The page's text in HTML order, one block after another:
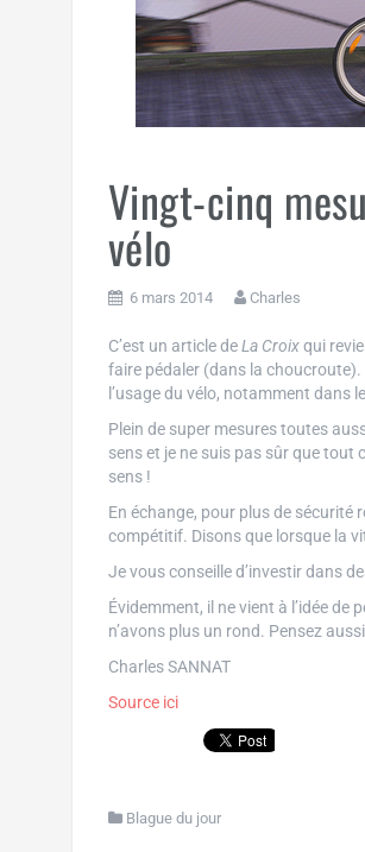
Vingt-cinq
vélo
6 mars 2014 Charles
C’est un article deLa Croixqui
faire pédaler (dans la
l’usage du vélo, notamment dans
Plein de super mesures toutes
sens et je ne suis pas sûr que tout
sens !
En échange, pour plus de sécurité
compétitif. Disons que lorsque la
Je vous conseille d’investir dans
Évidemment, il ne vient à l’idée
n’avons plus un rond. Pensez
Charles SANNAT
Source ici
Blague du jour